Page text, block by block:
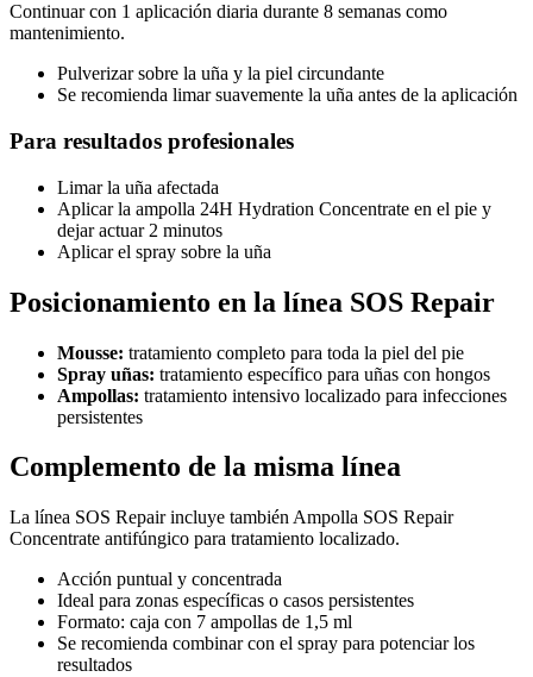
Continuar con 1 aplicación diaria durante 8 semanas como
mantenimiento.
Pulverizar sobre la uña y la piel circundante
Se recomienda limar suavemente la uña antes de la aplicación
Para resultados profesionales
Limar la uña afectada
Aplicar la ampolla 24H Hydration Concentrate en el pie y
dejar actuar 2 minutos
Aplicar el spray sobre la uña
Posicionamiento en la línea SOS Repair
Mousse: tratamiento completo para toda la piel del pie
Spray uñas: tratamiento específico para uñas con hongos
Ampollas: tratamiento intensivo localizado para infecciones
persistentes
Complemento de la misma línea
La línea SOS Repair incluye también Ampolla SOS Repair
Concentrate antifúngico para tratamiento localizado.
Acción puntual y concentrada
Ideal para zonas específicas o casos persistentes
Formato: caja con 7 ampollas de 1,5 ml
Se recomienda combinar con el spray para potenciar los
resultados